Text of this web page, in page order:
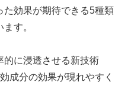
た効果が期待できる5種類
す。
的に浸透させる新技術
成分の効果が現れやすく